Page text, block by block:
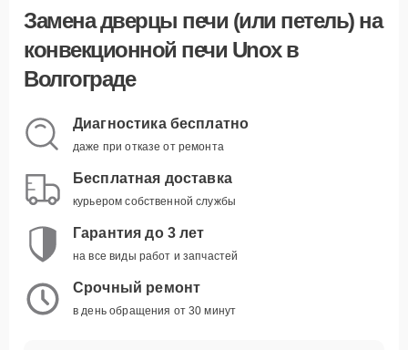
Замена дверцы печи (или петель)на
конвекционной печи Unox в
Волгограде
Диагностика бесплатно
даже при отказе от ремонта
Бесплатная доставка
курьером собственной службы
Гарантия до 3 лет
на все виды работ и запчастей
Срочный ремонт
в день обращения от 30 минут